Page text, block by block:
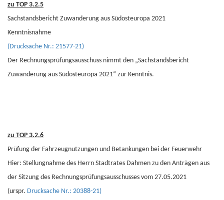
zu TOP 3.2.5
Sachstandsbericht Zuwanderung aus Südosteuropa 2021
Kenntnisnahme
(Drucksache Nr.: 21577-21)
Der Rechnungsprüfungsausschuss nimmt den „Sachstandsbericht
Zuwanderung aus Südosteuropa 2021“ zur Kenntnis.
zu TOP 3.2.6
Prüfung der Fahrzeugnutzungen und Betankungen bei der Feuerwehr
Hier: Stellungnahme des Herrn Stadtrates Dahmen zu den Anträgen aus
der Sitzung des Rechnungsprüfungsausschusses vom 27.05.2021
(urspr. Drucksache Nr.: 20388-21)